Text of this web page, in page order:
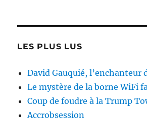
LES PLUS LUS
David Gauquié, l’enchanteur
Le mystère de la borne WiFi
Coup de foudre à la Trump
Accrobsession